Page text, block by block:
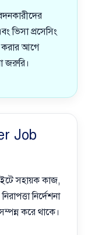
ভিসা প্রসেসিং
করার আগে
জরুরি।
Job
সহায়ক কাজ,
নির্দেশনা
করে থাকে।